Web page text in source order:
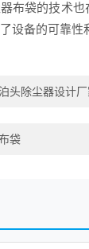
布袋的技术
设备的可靠
头除尘器设计厂
袋